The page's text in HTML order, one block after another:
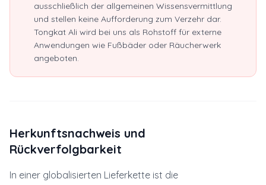
ausschließlich der allgemeinen Wissensvermittlung
und stellen keine Aufforderung zum Verzehr dar.
Tongkat Ali wird bei uns als Rohstoff für externe
Anwendungen wie Fußbäder oder Räucherwerk
angeboten.
Herkunftsnachweis und
Rückverfolgbarkeit
In einer globalisierten Lieferkette ist die